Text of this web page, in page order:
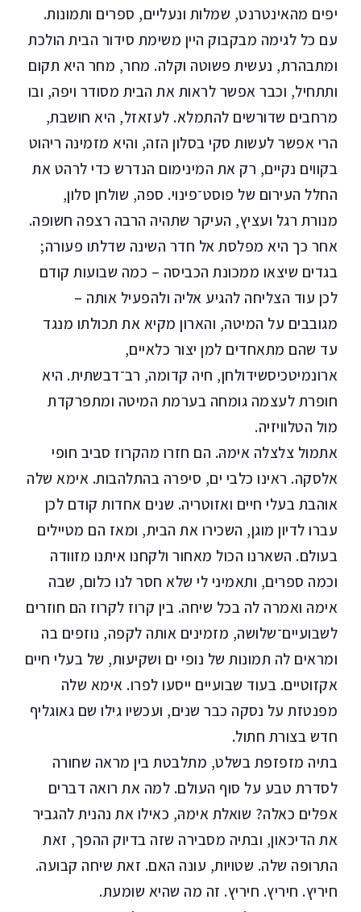
יפים מהאינטרנט, שמלות ונעליים, ספרים ותמונות.
עם כל לגימה מבקבוק היין משימת סידור הבית הולכת
ומתבהרת, נעשית פשוטה וקלה. מחר, מחר היא תקום
ותתחיל, וכבר אפשר לראות את הבית מסודר ויפה, ובו
מרחבים שדורשים להתמלא. לעזאזל, היא חושבת,
הרי אפשר לעשות סקי בסלון הזה, והיא מזמינה ריהוט
בקווים נקיים, רק את המינימום הנדרש כדי לרהט את
החלל העירום של פוסט־פינוי. ספה, שולחן סלון,
מנורת רגל ועציץ, העיקר שתהיה הרבה רצפה חשופה.
אחר כך היא מפלסת אל חדר השינה שדלתו פעורה;
בגדים שיצאו ממכונת הכביסה – כמה שבועות קודם
לכן עוד הצליחה להגיע אליה ולהפעיל אותה –
מגובבים על המיטה, והארון מקיא את תכולתו מנגד
עד שהם מתאחדים למן יצור כלאיים,
ארונמיטכיסשידולחן, חיה קדומה, רב־דבשתית. היא
חופרת לעצמה גומחה בערמת המיטה ומתפרקדת
מול הטלוויזיה.
אתמול צלצלה אימהּ. הם חזרו מהקרוז סביב חופי
אלסקה. ראינו כלבי ים, סיפרה בהתלהבות. אימא שלה
אוהבת בעלי חיים ואזוטריה. שנים אחדות קודם לכן
עברו לדיון מוגן, השכירו את הבית, ומאז הם מטיילים
בעולם. השארנו הכול מאחור ולקחנו איתנו מזוודה
וכמה ספרים, ותאמיני לי שלא חסר לנו כלום, שבה
אימהּ ואמרה לה בכל שיחה. בין קרוז לקרוז הם חוזרים
לשבועיים־שלושה, מזמינים אותה לקפה, נוזפים בה
ומראים לה תמונות של נופי ים ושקיעות, של בעלי חיים
אקזוטיים. בעוד שבועיים ייסעו לפרו. אימא שלה
מפנטזת על נסקה כבר שנים, ועכשיו גילו שם גאוגליף
חדש בצורת חתול.
בתיה מזפזפת בשלט, מתלבטת בין מראה שחורה
לסדרת טבע על סוף העולם. למה את רואה דברים
אפלים כאלה? שואלת אימהּ, כאילו את נהנית להגביר
את הדיכאון, ובתיה מסבירה שזה בדיוק ההפך, זאת
התרופה שלה. שטויות, עונה האם. זאת שיחה קבועה.
חיריץ. חיריץ. חיריץ. זה מה שהיא שומעת.